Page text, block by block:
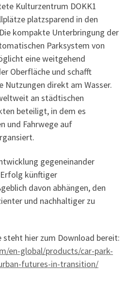
Kulturzentrum DOKK1
platzsparend in den
kompakte Unterbringung der
Parksystem von
eine weitgehend
Oberfläche und schafft
Nutzungen direkt am Wasser.
an städtischen
beteiligt, in dem es
und Fahrwege auf
gegeneinander
künftiger
davon abhängen, den
und nachhaltiger zu
steht hier zum Download bereit:
en-global/products/car-park-
futures-in-transition/